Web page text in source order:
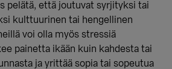
pelätä, että joutuvat syrjityksi tai
kulttuurinen tai hengellinen
voi olla myös stressiä
painetta ikään kuin kahdesta tai
ja yrittää sopia tai sopeutua